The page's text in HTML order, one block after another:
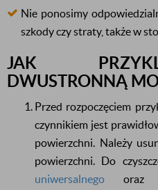
Nie ponosimy
szkody czy straty, także w
JAK
DWUSTRONNĄ
Przed rozpoczęciem
czynnikiem jest
powierzchni. Należy
powierzchni. Do
uniwersalnego oraz